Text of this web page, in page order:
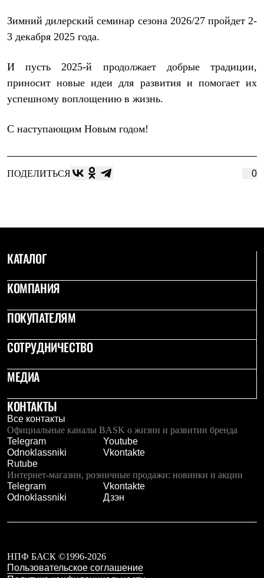
Куртки
Брюки
Футболки
Толстовки
Брюки
Термобелье
Среднее термобелье
Легкое термобелье
Куртки
Брюки
Детская одежда
Брюки
Куртки
Лёгкая одежда
Футболки
Брюки
Софтшелл одежда
Куртки
Флисовая одежда
Брюки
Жилеты
Термобелье
Комплект термобелья
Снаряжение
Палатки и тенты
Палатки
Тенты
Аксессуары для палаток
Рюкзаки
Экспедиционные
Спальные мешки
Пуховые
Комбинированные
Зимний дилерский семинар сезона 2026/27 пройдет 2-
3 декабря 2025 года.
И пусть 2025-й продолжает добрые традиции,
приносит новые идеи для развития и помогает их
успешному воплощению в жизнь.
С наступающим Новым годом!
ПОДЕЛИТЬСЯ 0
КАТАЛОГ
КОМПАНИЯ
ПОКУПАТЕЛЯМ
СОТРУДНИЧЕСТВО
МЕДИА
КОНТАКТЫ
Все контакты
Официальные каналы BASK о жизни и развитии бренда
Telegram
Youtube
Odnoklassniki
Vkontakte
Rutube
Интернет-магазин, розничные продажи: новинки и акции
Telegram
Vkontakte
Odnoklassniki
Дзэн
НПФ БАСК ©1996-2026
Пользовательское соглашение